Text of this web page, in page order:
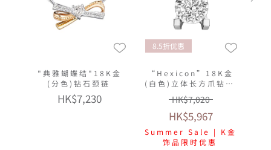
"典雅蝴蝶结"18K金
(分色)钻石颈链
HK$7,230
8.5折优惠
“Hexicon”18K金
(白色)立体长方爪钻石
颈链(放闪车花工艺)
HK$7,020
HK$5,967
Summer Sale | K金
饰品限时优惠